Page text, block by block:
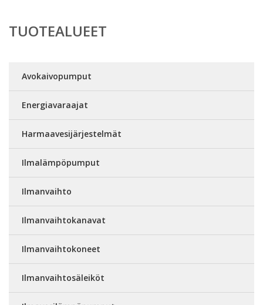
TUOTEALUEET
Avokaivopumput
Energiavaraajat
Harmaavesijärjestelmät
Ilmalämpöpumput
Ilmanvaihto
Ilmanvaihtokanavat
Ilmanvaihtokoneet
Ilmanvaihtosäleiköt